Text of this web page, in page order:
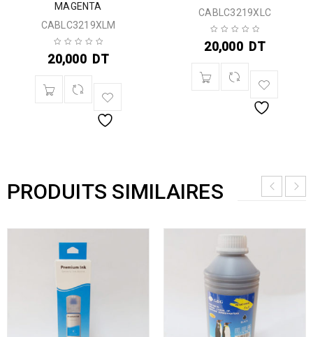
MAGENTA
CABLC3219XLM
20,000 DT
CABLC3219XLC
20,000 DT
PRODUITS SIMILAIRES